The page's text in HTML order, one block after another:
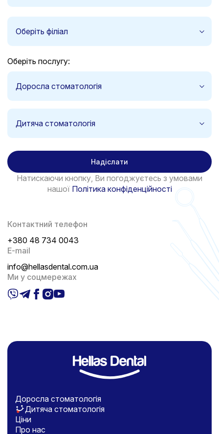
Оберіть філіал
Оберіть послугу:
Доросла стоматологія
Дитяча стоматологія
Надіслати
Натискаючи кнопку, Ви погоджуєтесь з умовами
нашої Політика конфіденційності
Контактний телефон
+380 48 734 0043
E-mail
info@hellasdental.com.ua
Ми у соцмережах
Доросла стоматологія
Дитяча стоматологія
Ціни
Про нас